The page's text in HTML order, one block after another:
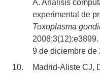
A. Análisis
experimental de
Toxoplasma
9 de diciembre de
Madrid-Aliste CJ,